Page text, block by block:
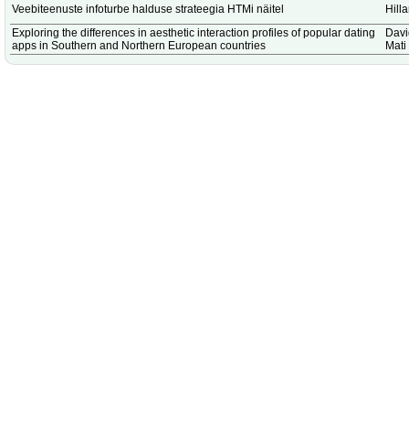
Veebiteenuste infoturbe halduse strateegia HTMi näitel
Exploring the differences in aesthetic interaction profiles of popular dating
apps in Southern and Northern European countries